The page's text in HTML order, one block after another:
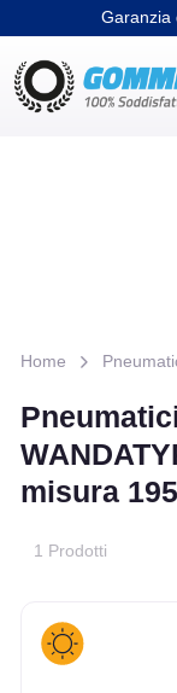
Garanzia
Home
misura
1 Prodotti